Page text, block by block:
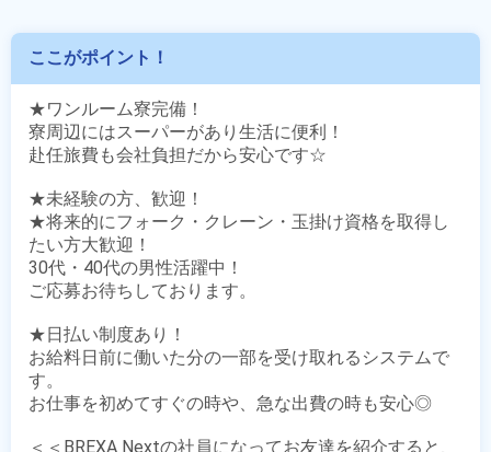
ここがポイント！
★ワンルーム寮完備！
寮周辺にはスーパーがあり生活に便利！
赴任旅費も会社負担だから安心です☆
★未経験の方、歓迎！
★将来的にフォーク・クレーン・玉掛け資格を取得し
たい方大歓迎！
30代・40代の男性活躍中！
ご応募お待ちしております。
★日払い制度あり！
お給料日前に働いた分の一部を受け取れるシステムで
す。
お仕事を初めてすぐの時や、急な出費の時も安心◎
＜＜BREXA Nextの社員になってお友達を紹介すると、